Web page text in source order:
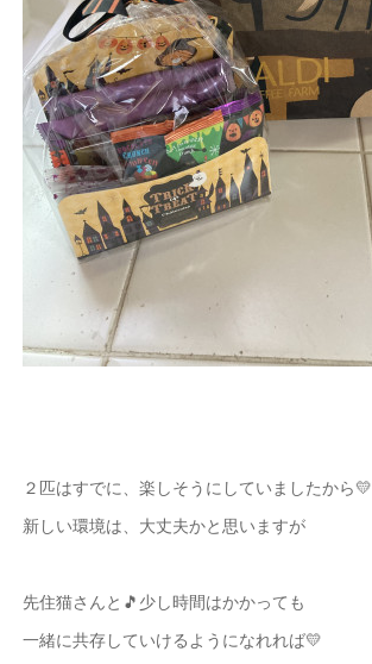
２匹はすでに、楽しそうにしていましたから💛
新しい環境は、大丈夫かと思いますが
先住猫さんと🎵少し時間はかかっても
一緒に共存していけるようになれれば💛